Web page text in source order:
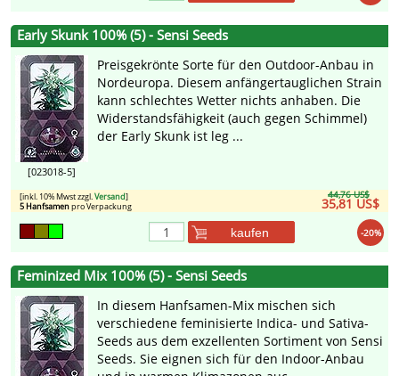
Early Skunk 100% (5) - Sensi Seeds
[023018-5]
Preisgekrönte Sorte für den Outdoor-Anbau in
Nordeuropa. Diesem anfängertauglichen Strain
kann schlechtes Wetter nichts anhaben. Die
Widerstandsfähigkeit (auch gegen Schimmel)
der Early Skunk ist leg ...
44,76 US$
35,81 US$
[inkl. 10% Mwst zzgl.Versand]
5 Hanfsamenpro Verpackung
-20%
kaufen
Feminized Mix 100% (5) - Sensi Seeds
In diesem Hanfsamen-Mix mischen sich
verschiedene feminisierte Indica- und Sativa-
Seeds aus dem exzellenten Sortiment von Sensi
Seeds. Sie eignen sich für den Indoor-Anbau